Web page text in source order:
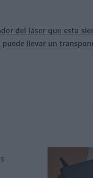
del láser que esta
llevar un